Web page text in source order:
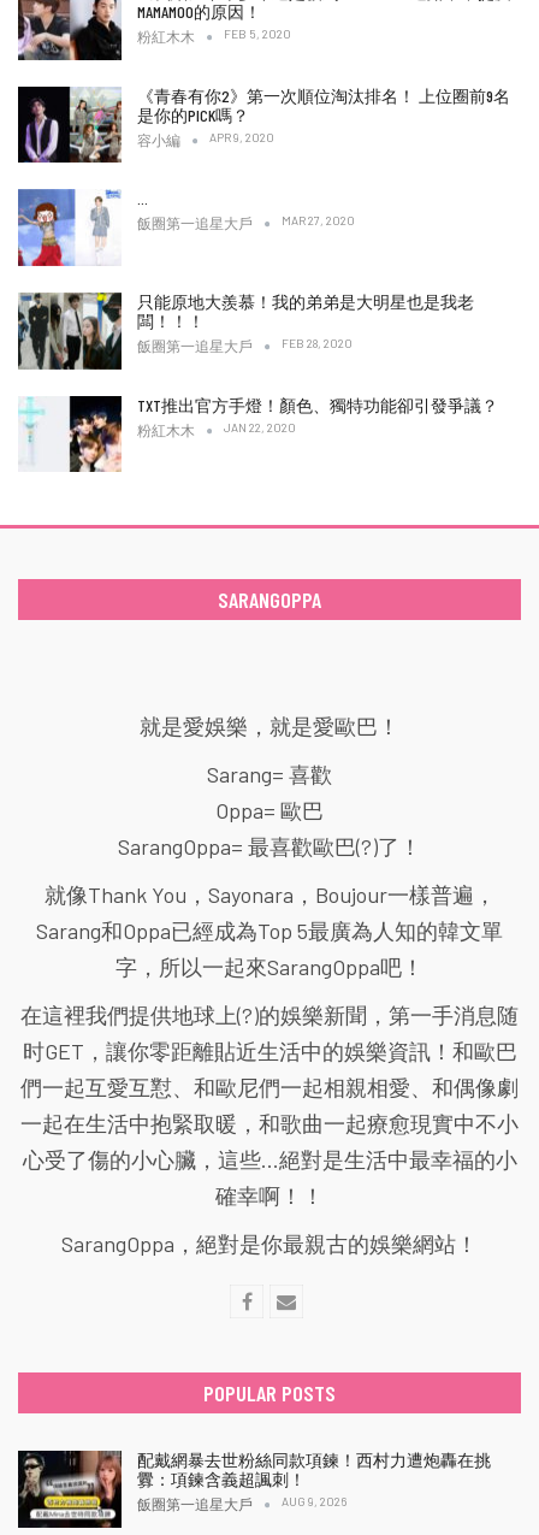
MAMAMOO的原因！
粉紅木木 FEB 5, 2020
《青春有你2》第一次順位淘汰排名！ 上位圈前9名
是你的PICK嗎？
容小編 APR 9, 2020
…
飯圈第一追星大戶 MAR 27, 2020
只能原地大羨慕！我的弟弟是大明星也是我老
闆！！！
飯圈第一追星大戶 FEB 28, 2020
TXT推出官方手燈！顏色、獨特功能卻引發爭議？
粉紅木木 JAN 22, 2020
SARANGOPPA
就是愛娛樂，就是愛歐巴！
Sarang= 喜歡
Oppa= 歐巴
SarangOppa= 最喜歡歐巴(?)了！
就像Thank You，Sayonara，Boujour一樣普遍，
Sarang和Oppa已經成為Top 5最廣為人知的韓文單
字，所以一起來SarangOppa吧！
在這裡我們提供地球上(?)的娛樂新聞，第一手消息随
时GET，讓你零距離貼近生活中的娛樂資訊！和歐巴
們一起互愛互懟、和歐尼們一起相親相愛、和偶像劇
一起在生活中抱緊取暖，和歌曲一起療愈現實中不小
心受了傷的小心臟，這些...絕對是生活中最幸福的小
確幸啊！！
SarangOppa，絕對是你最親古的娛樂網站！
POPULAR POSTS
配戴網暴去世粉絲同款項鍊！西村力遭炮轟在挑
釁：項鍊含義超諷刺！
飯圈第一追星大戶 AUG 9, 2026